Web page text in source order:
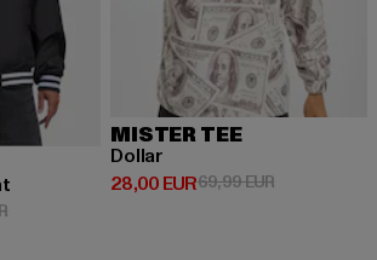
EUR
Aktionspreis: 69,99 EUR
MISTER TEE
Dollar
28,00 EUR
Derzeitiger Preis: 28,00 EUR
69,99 EURAktionspreis: